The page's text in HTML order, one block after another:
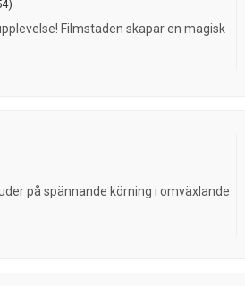
Filmstaden skapar en magisk
på spännande körning i omväxlande